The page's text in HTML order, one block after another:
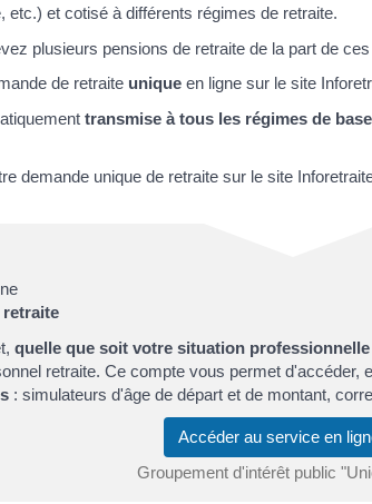
etc.) et cotisé à différents régimes de retraite.
plusieurs pensions de retraite de la part de ces
de retraite unique en ligne sur le site
transmise à tous les régimes de
demande unique de retraite sur le site
retraite
quelle que soit votre situation professionnelle
retraite. Ce compte vous permet d'accéder,
: simulateurs d'âge de départ et de montant,
Accéder au service en
Groupement d'intérêt public